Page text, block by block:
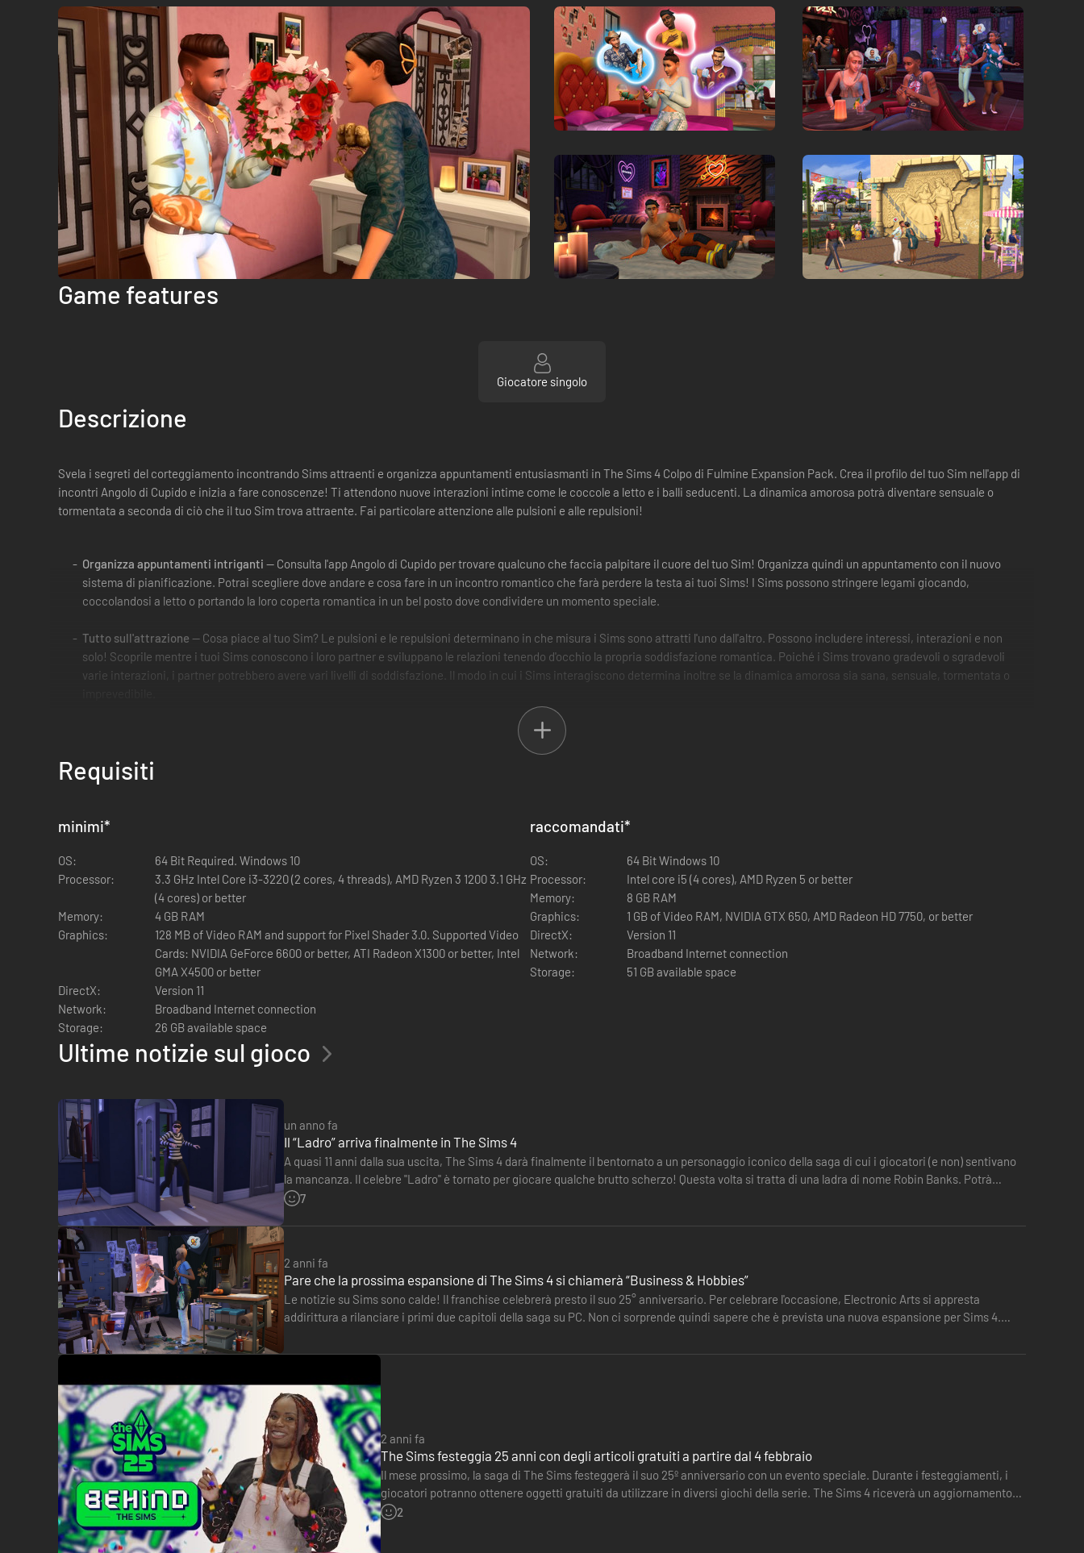
Game features
Giocatore singolo
Descrizione
Svela i segreti del corteggiamento incontrando Sims attraenti e organizza appuntamenti entusiasmanti in The Sims 4 Colpo di Fulmine Expansion Pack. Crea il profilo del tuo Sim nell'app di
incontri Angolo di Cupido e inizia a fare conoscenze! Ti attendono nuove interazioni intime come le coccole a letto e i balli seducenti. La dinamica amorosa potrà diventare sensuale o
tormentata a seconda di ciò che il tuo Sim trova attraente. Fai particolare attenzione alle pulsioni e alle repulsioni!
Organizza appuntamenti intriganti — Consulta l'app Angolo di Cupido per trovare qualcuno che faccia palpitare il cuore del tuo Sim! Organizza quindi un appuntamento con il nuovo
sistema di pianificazione. Potrai scegliere dove andare e cosa fare in un incontro romantico che farà perdere la testa ai tuoi Sims! I Sims possono stringere legami giocando,
coccolandosi a letto o portando la loro coperta romantica in un bel posto dove condividere un momento speciale.
Tutto sull'attrazione — Cosa piace al tuo Sim? Le pulsioni e le repulsioni determinano in che misura i Sims sono attratti l'uno dall'altro. Possono includere interessi, interazioni e non
solo! Scoprile mentre i tuoi Sims conoscono i loro partner e sviluppano le relazioni tenendo d'occhio la propria soddisfazione romantica. Poiché i Sims trovano gradevoli o sgradevoli
varie interazioni, i partner potrebbero avere vari livelli di soddisfazione. Il modo in cui i Sims interagiscono determina inoltre se la dinamica amorosa sia sana, sensuale, tormentata o
— Il corteggiamento è una vera e propria abilità che sblocca interazioni seducenti. Per i Sims dalle aspirazioni romantiche, il corteggiamento è uno stile di vita. I
romantici davvero inguaribili possono perfino diventare consulenti del corteggiamento e trasformare l'amor d'amore nella propria professione! Facendo carriera, impareranno nuovi
modi di promuovere l'amore e magari troveranno qualche delizioso arredo a forma di cuore nel loro inventario.
Sims possono incontrarsi, flirtare e perfino fare fiki fiki! È inoltre incluso il nuovo tratto del lotto Ritrovo dei single che invita i Sims disponibili a socializzare.
Requisiti
minimi*
OS:
64 Bit Required. Windows 10
Processor:
3.3 GHz Intel Core i3-3220 (2 cores, 4 threads), AMD Ryzen 3 1200 3.1 GHz
(4 cores) or better
Memory:
4 GB RAM
Graphics:
128 MB of Video RAM and support for Pixel Shader 3.0. Supported Video
Cards: NVIDIA GeForce 6600 or better, ATI Radeon X1300 or better, Intel
GMA X4500 or better
DirectX:
Version 11
Network:
Broadband Internet connection
Storage:
26 GB available space
raccomandati*
OS:
64 Bit Windows 10
Processor:
Intel core i5 (4 cores), AMD Ryzen 5 or better
Memory:
8 GB RAM
Graphics:
1 GB of Video RAM, NVIDIA GTX 650, AMD Radeon HD 7750, or better
DirectX:
Version 11
Network:
Broadband Internet connection
Storage:
51 GB available space
Ultime notizie sul gioco
un anno fa
Il “Ladro” arriva finalmente in The Sims 4
A quasi 11 anni dalla sua uscita, The Sims 4 darà finalmente il bentornato a un personaggio iconico della saga di cui i giocatori (e non) sentivano
la mancanza. Il celebre "Ladro" è tornato per giocare qualche brutto scherzo! Questa volta si tratta di una ladra di nome Robin Banks. Potrà
introdursi…
7
2 anni fa
Pare che la prossima espansione di The Sims 4 si chiamerà “Business & Hobbies”
Le notizie su Sims sono calde! Il franchise celebrerà presto il suo 25° anniversario. Per celebrare l'occasione, Electronic Arts si appresta
addirittura a rilanciare i primi due capitoli della saga su PC. Non ci sorprende quindi sapere che è prevista una nuova espansione per Sims 4.
2 anni fa
The Sims festeggia 25 anni con degli articoli gratuiti a partire dal 4 febbraio
Il mese prossimo, la saga di The Sims festeggerà il suo 25º anniversario con un evento speciale. Durante i festeggiamenti, i
giocatori potranno ottenere oggetti gratuiti da utilizzare in diversi giochi della serie. The Sims 4 riceverà un aggiornamento
gratuito con oltre 70 nuovi oggetti. Questi includono…
2